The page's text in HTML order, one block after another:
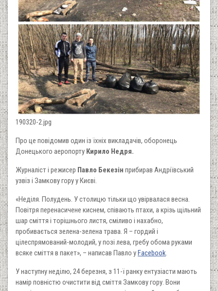
190320-2.jpg
Про це повідомив один із їхніх викладачів, оборонець
Донецького аеропорту Кирило Недря.
Журналіст і режисер Павло Бекезін прибирав Андріївський
узвіз і Замкову гору у Києві.
«Неділя. Полудень. У столицю тільки що увірвалася весна.
Повітря перенасичене киснем, співають птахи, а крізь щільний
шар сміття і торішнього листя, сміливо і нахабно,
пробивається зелена-зелена трава. Я – гордий і
цілеспрямований-молодий, у позі лева, гребу обома руками
всяке сміття в пакет», – написав Павло уFacebook.
У наступну неділю, 24 березня, з 11-ї ранку ентузіасти мають
намір повністю очистити від сміття Замкову гору. Вони